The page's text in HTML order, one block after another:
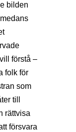
bilden
förstå –
folk för
som
till
rättvisa
försvara